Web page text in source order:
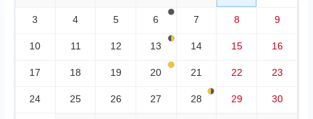
3 4 5 6 7 8 9
10 11 12 13 14 15 16
17 18 19 20 21 22 23
24 25 26 27 28 29 30